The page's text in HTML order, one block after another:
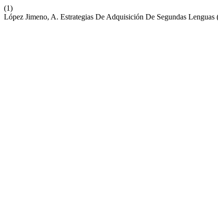
(1)
López Jimeno, A. Estrategias De Adquisición De Segundas